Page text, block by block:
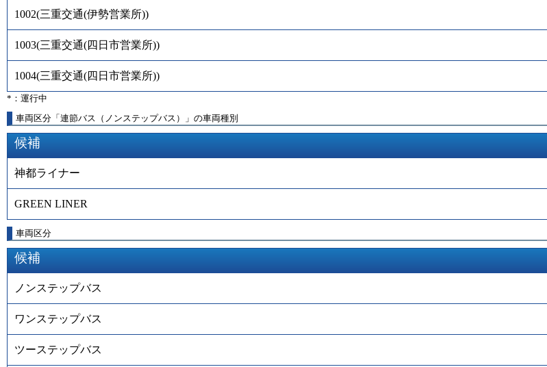
1002(三重交通(伊勢営業所))
1003(三重交通(四日市営業所))
1004(三重交通(四日市営業所))
*：運行中
車両区分「連節バス（ノンステップバス）」の車両種別
候補
神都ライナー
GREEN LINER
車両区分
候補
ノンステップバス
ワンステップバス
ツーステップバス